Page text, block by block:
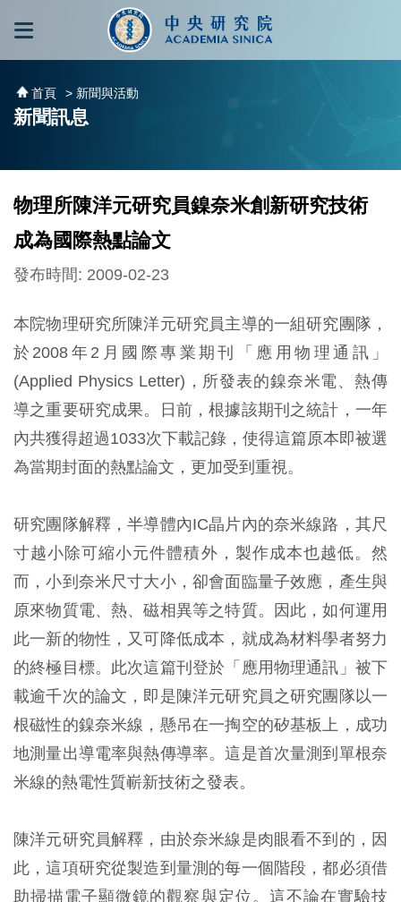
跳到主要內容區塊
首頁 > 新聞與活動
新聞訊息
物理所陳洋元研究員鎳奈米創新研究技術
成為國際熱點論文
發布時間: 2009-02-23
本院物理研究所陳洋元研究員主導的一組研究團隊，
於2008年2月國際專業期刊「應用物理通訊」
(Applied Physics Letter)，所發表的鎳奈米電、熱傳
導之重要研究成果。日前，根據該期刊之統計，一年
內共獲得超過1033次下載記錄，使得這篇原本即被選
為當期封面的熱點論文，更加受到重視。
研究團隊解釋，半導體內IC晶片內的奈米線路，其尺
寸越小除可縮小元件體積外，製作成本也越低。然
而，小到奈米尺寸大小，卻會面臨量子效應，產生與
原來物質電、熱、磁相異等之特質。因此，如何運用
此一新的物性，又可降低成本，就成為材料學者努力
的終極目標。此次這篇刊登於「應用物理通訊」被下
載逾千次的論文，即是陳洋元研究員之研究團隊以一
根磁性的鎳奈米線，懸吊在一掏空的矽基板上，成功
地測量出導電率與熱傳導率。這是首次量測到單根奈
米線的熱電性質嶄新技術之發表。
陳洋元研究員解釋，由於奈米線是肉眼看不到的，因
此，這項研究從製造到量測的每一個階段，都必須借
助掃描電子顯微鏡的觀察與定位。這不論在實驗技